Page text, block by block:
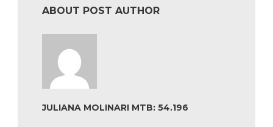
ABOUT POST AUTHOR
JULIANA MOLINARI MTB: 54.196